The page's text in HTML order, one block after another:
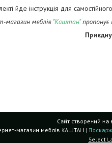
йде інструкція для
магазин меблів "Каштан"пропонує
Сайт створений на
Інтернет-магазин меблів КАШТАН |
Select